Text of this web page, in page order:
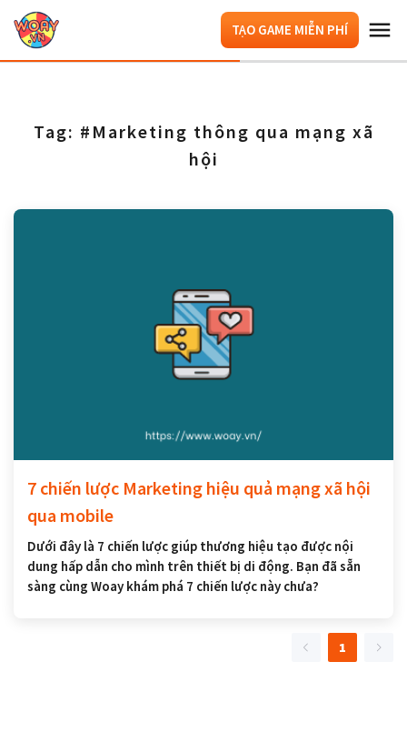
TẠO GAME MIỄN PHÍ
Tag: #Marketing thông qua mạng xã
hội
7 chiến lược Marketing hiệu quả mạng xã hội
qua mobile
Dưới đây là 7 chiến lược giúp thương hiệu tạo được nội
dung hấp dẫn cho mình trên thiết bị di động. Bạn đã sẵn
sàng cùng Woay khám phá 7 chiến lược này chưa?
1